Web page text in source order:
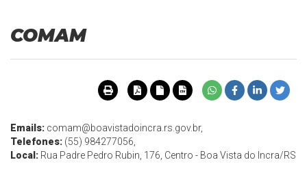
COMAM
Emails: comam@boavistadoincra.rs.gov.br,
Telefones: (55) 984277056,
Local: Rua Padre Pedro Rubin, 176, Centro - Boa Vista do Incra/RS